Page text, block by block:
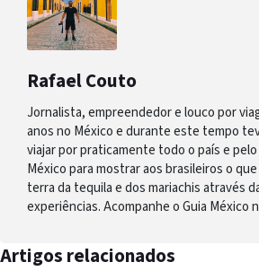
Rafael Couto
Jornalista, empreendedor e louco por
anos no México e durante este tempo
viajar por praticamente todo o país e pelo
México para mostrar aos brasileiros o
terra da tequila e dos mariachis através
experiências. Acompanhe o Guia México
Artigos relacionados